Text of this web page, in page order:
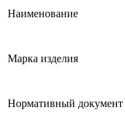
Наименование
Марка изделия
Нормативный документ